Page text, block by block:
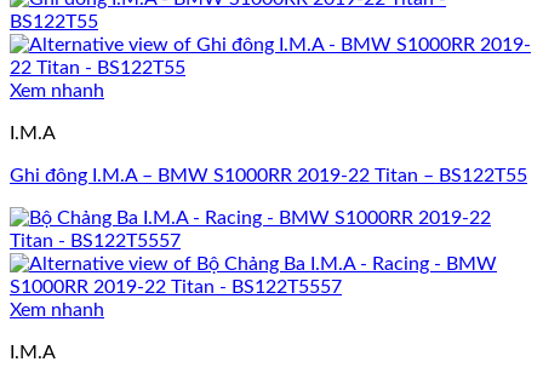
Xem nhanh
I.M.A
Ghi đông I.M.A – BMW S1000RR 2019-22 Titan – BS122T55
Xem nhanh
I.M.A